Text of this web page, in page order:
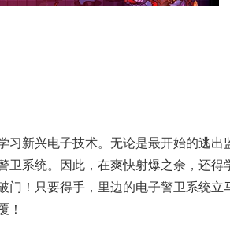
习新兴电子技术。无论是最开始的逃出
卫系统。因此，在爽快射爆之余，还得
门！只要得手，里边的电子警卫系统立
！